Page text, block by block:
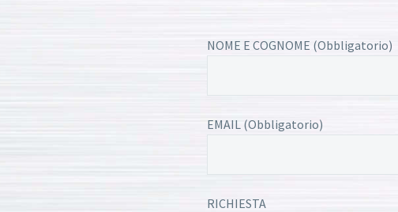
NOME E COGNOME (Obbligatorio)
EMAIL (Obbligatorio)
RICHIESTA